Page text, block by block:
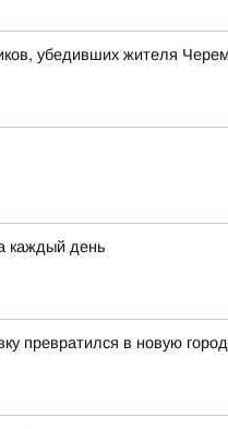
убедивших жителя
каждый день
превратился в новую